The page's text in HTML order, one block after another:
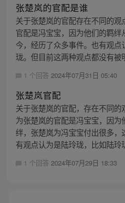
张楚岚的官配是谁
关于张楚岚的官配存在不同的
官配是冯宝宝，因为他们的羁
今，经历了众多事件。也有观
珑。但目前这两种观点都没有被
1 个回答 2024年07月31日 05:40
张楚岚官配
关于张楚岚的官配，存在不同的
为张楚岚的官配是冯宝宝，因
绊，张楚岚为冯宝宝付出很多
有观点认为是陆玲珑，比如陆玲
1 个回答 2024年07月29日 18:33